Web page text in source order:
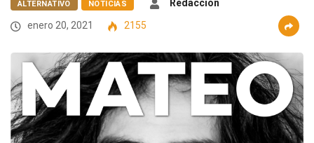
ALTERNATIVO NOTICIAS
Redacción
enero 20, 2021
2155